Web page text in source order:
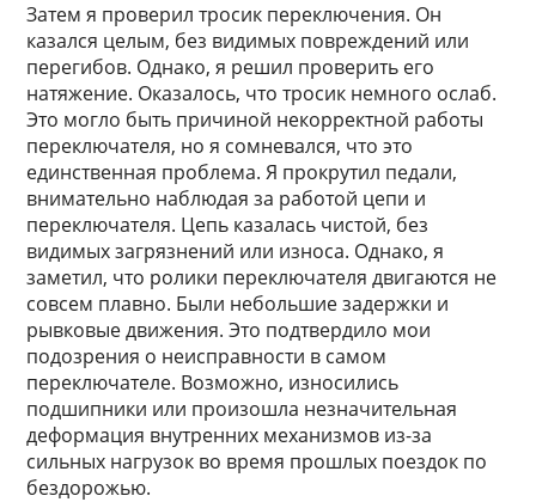
Затем я проверил тросик переключения. Он
казался целым, без видимых повреждений или
перегибов. Однако, я решил проверить его
натяжение. Оказалось, что тросик немного ослаб.
Это могло быть причиной некорректной работы
переключателя, но я сомневался, что это
единственная проблема. Я прокрутил педали,
внимательно наблюдая за работой цепи и
переключателя. Цепь казалась чистой, без
видимых загрязнений или износа. Однако, я
заметил, что ролики переключателя двигаются не
совсем плавно. Были небольшие задержки и
рывковые движения. Это подтвердило мои
подозрения о неисправности в самом
переключателе. Возможно, износились
подшипники или произошла незначительная
деформация внутренних механизмов из-за
сильных нагрузок во время прошлых поездок по
бездорожью.